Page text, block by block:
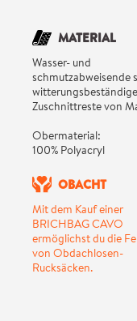
MATERIAL
Wasser- und
schmutzabweisende
witterungsbeständige
Zuschnittreste von
Obermaterial:
100% Polyacryl
OBACHT
Mit dem Kauf einer
BRICHBAG CAVO
ermöglichst du die
von Obdachlosen-
Rucksäcken.